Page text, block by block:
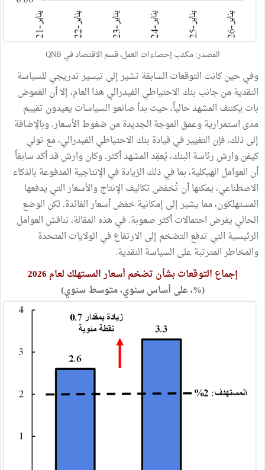
المصدر: مكتب إحصاءات العمل، قسم الاقتصاد في QNB
وفي حين كانت التوقعات السابقة تشير إلى تيسير تدريجي للسياسة
النقدية من جانب بنك الاحتياطي الفيدرالي هذا العام، إلا أن الغموض
بات يكتنف المشهد حالياً، حيث بدأ صانعو السياسات يعيدون تقييم
مدى استمرارية وعمق الموجة الجديدة من ضغوط الأسعار. وبالإضافة
إلى ذلك، فإن التغيير في قيادة بنك الاحتياطي الفيدرالي، مع تولي
كيفن وارش رئاسة البنك، يُعقِد المشهد أكثر. وكان وارش قد أكد سابقاً
أن العوامل الهيكلية، بما في ذلك الزيادة في الإنتاجية المدفوعة بالذكاء
الاصطناعي، يمكنها أن تُخفض تكاليف الإنتاج والأسعار التي يدفعها
المستهلكون، مما يشير إلى إمكانية خفض أسعار الفائدة. لكن الوضع
الحالي يفرض احتمالات أكثر صعوبة. في هذه المقالة، نناقش العوامل
الرئيسية التي تدفع التضخم إلى الارتفاع في الولايات المتحدة
والمخاطر المترتبة على السياسة النقدية.
إجماع التوقعات بشأن تضخم أسعار المستهلك لعام 2026
(%، على أساس سنوي، متوسط سنوي)